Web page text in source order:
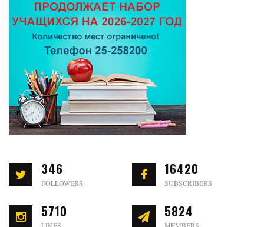
346
FOLLOWERS
16420
SUBSCRIBERS
5710 5824